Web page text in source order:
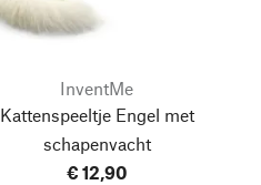
InventMe
Kattenspeeltje Engel met
schapenvacht
€ 12,90